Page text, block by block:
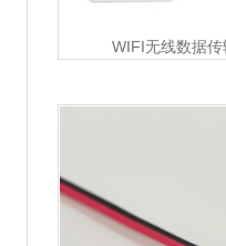
WIFI无线数据